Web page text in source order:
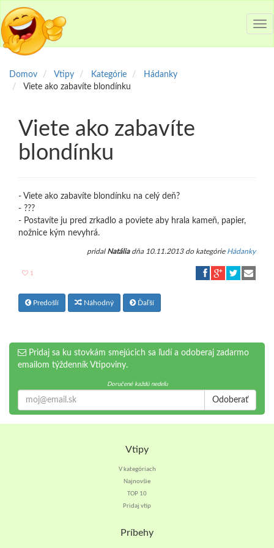
Domov Vtipy Kategórie
Hádanky
Viete ako zabavíte blondínku
Viete ako zabavíte
blondínku
- Viete ako zabavíte blondínku na celý deň?
- ???
- Postavíte ju pred zrkadlo a poviete aby hrala kameň, papier,
nožnice kým nevyhrá.
pridal Natáliadňa 10.11.2013 do kategórie Hádanky
1
Predošlí Náhodný Ďaľší
Pridaj sa ku stovkám smejúcich sa ľudí a odoberaj zadarmo
emailom týždenník Vtipoviny.
Doručené každú nedeľu
Odoberať
Vtipy
V kategóriach
Najnovšie
TOP 10
Pridaj vtip
Príbehy